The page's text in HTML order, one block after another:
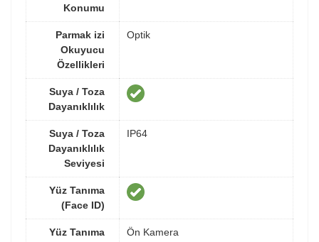
Konumu
Parmak izi
Okuyucu
Özellikleri
Optik
Suya / Toza
Dayanıklılık
Suya / Toza
Dayanıklılık
Seviyesi
IP64
Yüz Tanıma
(Face ID)
Yüz Tanıma
Ön Kamera